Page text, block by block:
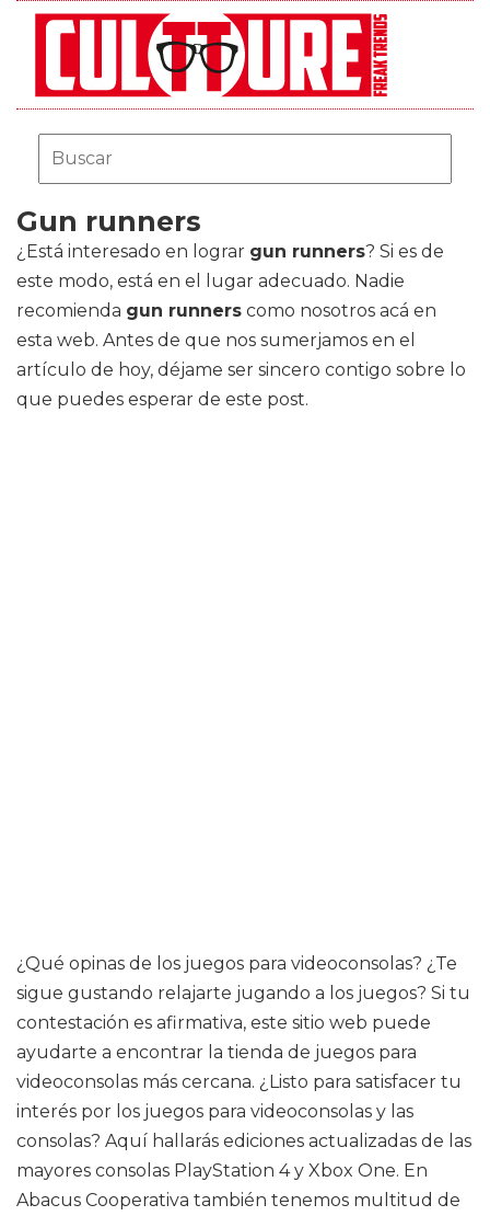
Gun runners
¿Está interesado en lograr gun runners? Si es de
este modo, está en el lugar adecuado. Nadie
recomienda gun runners como nosotros acá en
esta web. Antes de que nos sumerjamos en el
artículo de hoy, déjame ser sincero contigo sobre lo
que puedes esperar de este post.
¿Qué opinas de los juegos para videoconsolas? ¿Te
sigue gustando relajarte jugando a los juegos? Si tu
contestación es afirmativa, este sitio web puede
ayudarte a encontrar la tienda de juegos para
videoconsolas más cercana. ¿Listo para satisfacer tu
interés por los juegos para videoconsolas y las
consolas? Aquí hallarás ediciones actualizadas de las
mayores consolas PlayStation 4 y Xbox One. En
Abacus Cooperativa también tenemos multitud de